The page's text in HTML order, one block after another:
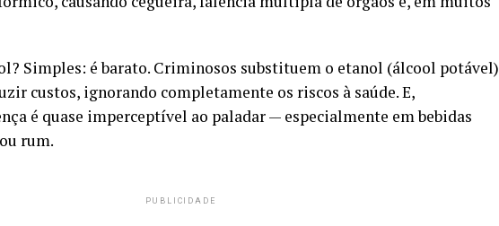
Simples: é barato. Criminosos substituem o etanol (álcool potável)
custos, ignorando completamente os riscos à saúde. E,
é quase imperceptível ao paladar — especialmente em bebidas
rum.
PUBLICIDADE